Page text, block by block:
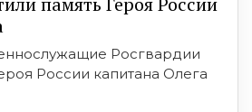
Росгвардии
России капитана Олега